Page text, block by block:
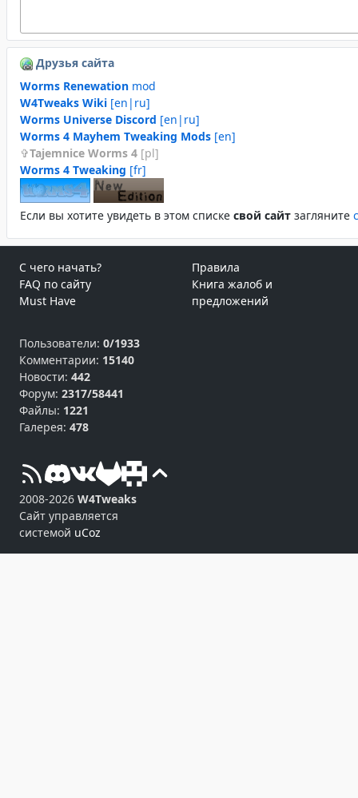
Друзья сайта
Worms Renewation mod
W4Tweaks Wiki [en|ru]
Worms Universe Discord [en|ru]
Worms 4 Mayhem Tweaking Mods [en]
Tajemnice Worms 4 [pl]
Worms 4 Tweaking [fr]
Если вы хотите увидеть в этом спиcке свой сайт загляните
С чего начать?
FAQ по сайту
Must Have
Правила
Книга жалоб и
предложений
Пользователи: 0/1933
Комментарии: 15140
Новости: 442
Форум: 2317/58441
Файлы: 1221
Галерея: 478
2008-2026 W4Tweaks
Сайт управляется
системой uCoz